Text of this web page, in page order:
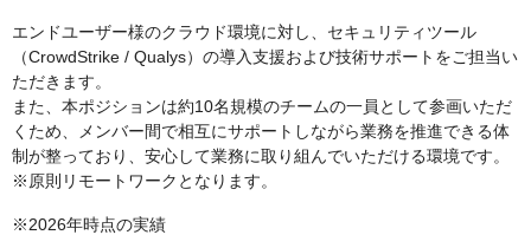
エンドユーザー様のクラウド環境に対し、セキュリティツール
（CrowdStrike / Qualys）の導入支援および技術サポートをご担当い
ただきます。
また、本ポジションは約10名規模のチームの一員として参画いただ
くため、メンバー間で相互にサポートしながら業務を推進できる体
制が整っており、安心して業務に取り組んでいただける環境です。
※原則リモートワークとなります。
※2026年時点の実績